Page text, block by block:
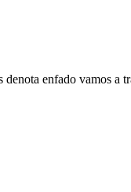
enfado vamos